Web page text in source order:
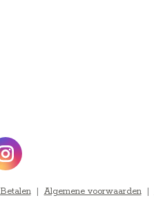
Betalen| Algemene voorwaarden|